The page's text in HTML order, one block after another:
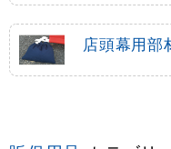
店頭幕用部